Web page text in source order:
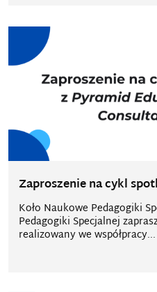
Zaproszenie na cykl
Koło Naukowe Pedagogiki
Pedagogiki Specjalnej
realizowany we współpracy...